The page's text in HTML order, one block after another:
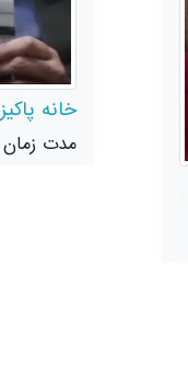
خانه
مدت زمان : 2:33